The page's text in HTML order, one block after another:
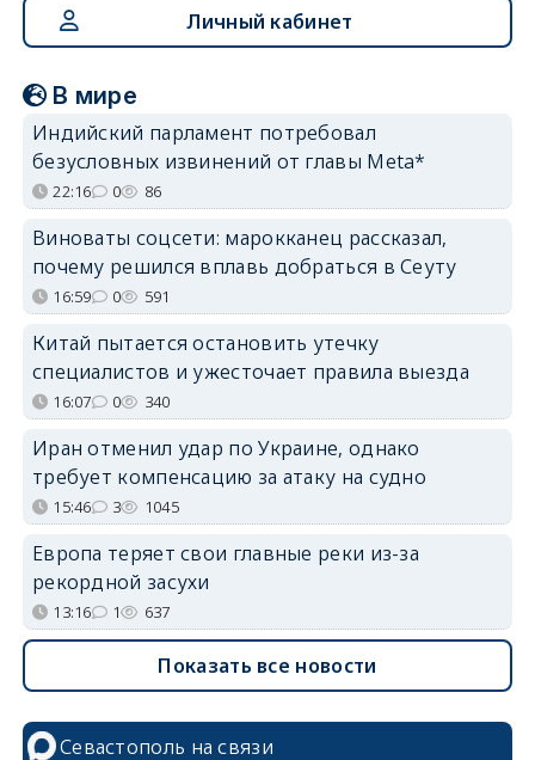
Личный кабинет
В мире
Индийский парламент потребовал
безусловных извинений от главы Meta*
22:16 0 86
Виноваты соцсети: марокканец рассказал,
почему решился вплавь добраться в Сеуту
16:59 0 591
Китай пытается остановить утечку
специалистов и ужесточает правила выезда
16:07 0 340
Иран отменил удар по Украине, однако
требует компенсацию за атаку на судно
15:46 3 1045
Европа теряет свои главные реки из-за
рекордной засухи
13:16 1 637
Показать все новости
Севастополь на связи